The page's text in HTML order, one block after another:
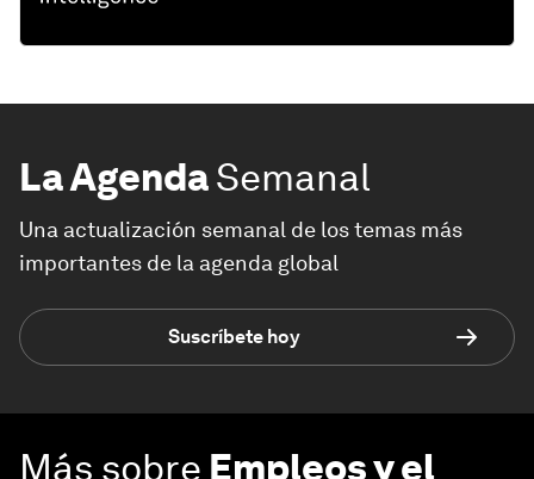
La AgendaSemanal
Una actualización semanal de los temas más
importantes de la agenda global
Suscríbete hoy
Más sobre Empleos y el